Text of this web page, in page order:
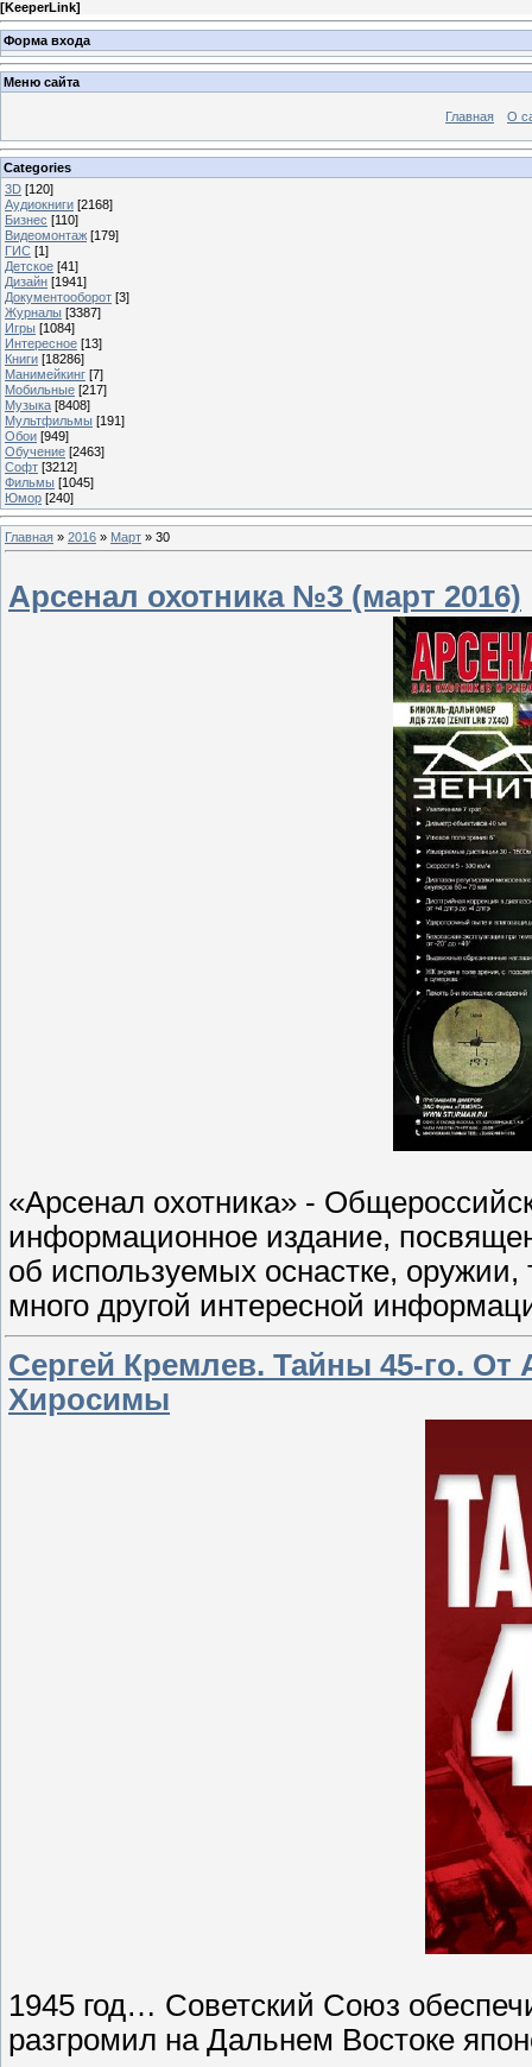
[KeeperLink]
Форма входа
Меню сайта
Главная О
Categories
3D [120]
Аудиокниги [2168]
Бизнес [110]
Видеомонтаж [179]
ГИС [1]
Детское [41]
Дизайн [1941]
Документооборот [3]
Журналы [3387]
Игры [1084]
Интересное [13]
Книги [18286]
Манимейкинг [7]
Мобильные [217]
Музыка [8408]
Мультфильмы [191]
Обои [949]
Обучение [2463]
Софт [3212]
Фильмы [1045]
Юмор [240]
Главная » 2016 » Март » 30
Арсенал охотника №3 (март 2016)
«Арсенал охотника» -
информационное издание,
об используемых оснастке, оружии,
много другой интересной
Сергей Кремлев. Тайны 45-го. От
Хиросимы
1945 год… Советский Союз
разгромил на Дальнем Востоке